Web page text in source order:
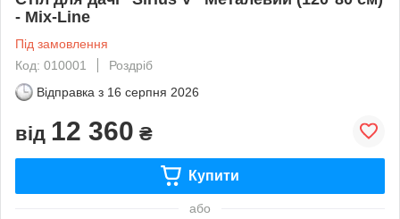
- Mix-Line
Під замовлення
Код: 010001
Роздріб
Відправка з 16 серпня 2026
від 12 360 ₴
Купити
або